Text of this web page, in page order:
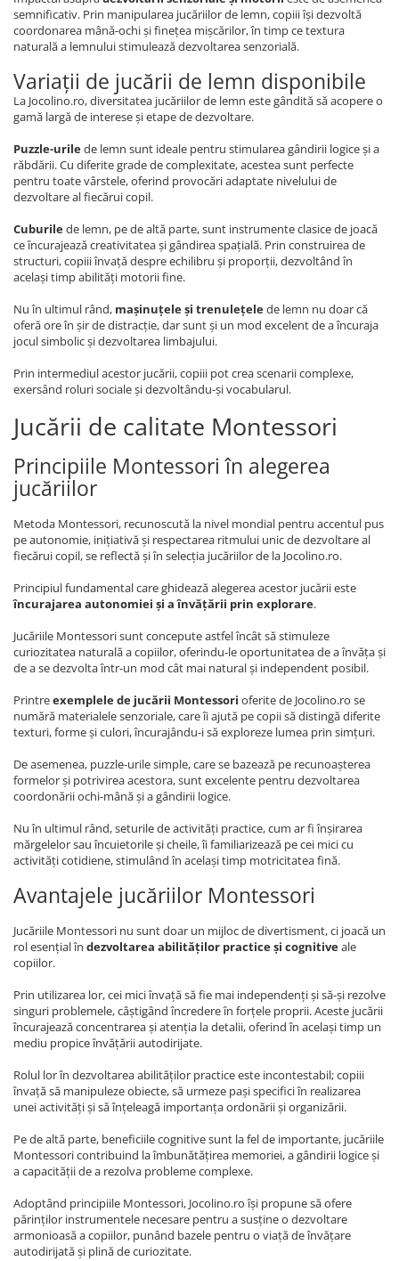
semnificativ. Prin manipularea jucăriilor de lemn, copiii își dezvoltă
coordonarea mână-ochi și finețea mișcărilor, în timp ce textura
naturală a lemnului stimulează dezvoltarea senzorială.
Variații de jucării de lemn disponibile
La Jocolino.ro, diversitatea jucăriilor de lemn este gândită să acopere o
gamă largă de interese și etape de dezvoltare.
Puzzle-urilede lemn sunt ideale pentru stimularea gândirii logice și a
răbdării. Cu diferite grade de complexitate, acestea sunt perfecte
pentru toate vârstele, oferind provocări adaptate nivelului de
dezvoltare al fiecărui copil.
Cuburilede lemn, pe de altă parte, sunt instrumente clasice de joacă
ce încurajează creativitatea și gândirea spațială. Prin construirea de
structuri, copiii învață despre echilibru și proporții, dezvoltând în
același timp abilități motorii fine.
Nu în ultimul rând, mașinuțele și trenulețelede lemn nu doar că
oferă ore în șir de distracție, dar sunt și un mod excelent de a încuraja
jocul simbolic și dezvoltarea limbajului.
Prin intermediul acestor jucării, copiii pot crea scenarii complexe,
exersând roluri sociale și dezvoltându-și vocabularul.
Jucării de calitate Montessori
Principiile Montessori în alegerea
jucăriilor
Metoda Montessori, recunoscută la nivel mondial pentru accentul pus
pe autonomie, inițiativă și respectarea ritmului unic de dezvoltare al
fiecărui copil, se reflectă și în selecția jucăriilor de la Jocolino.ro.
Principiul fundamental care ghidează alegerea acestor jucării este
încurajarea autonomiei și a învățării prin explorare.
Jucăriile Montessori sunt concepute astfel încât să stimuleze
curiozitatea naturală a copiilor, oferindu-le oportunitatea de a învăța și
de a se dezvolta într-un mod cât mai natural și independent posibil.
Printreexemplele de jucării Montessori oferite de Jocolino.ro se
numără materialele senzoriale, care îi ajută pe copii să distingă diferite
texturi, forme și culori, încurajându-i să exploreze lumea prin simțuri.
De asemenea, puzzle-urile simple, care se bazează pe recunoașterea
formelor și potrivirea acestora, sunt excelente pentru dezvoltarea
coordonării ochi-mână și a gândirii logice.
Nu în ultimul rând, seturile de activități practice, cum ar fi înșirarea
mărgelelor sau încuietorile și cheile, îi familiarizează pe cei mici cu
activități cotidiene, stimulând în același timp motricitatea fină.
Avantajele jucăriilor Montessori
Jucăriile Montessori nu sunt doar un mijloc de divertisment, ci joacă un
rol esențial în dezvoltarea abilităților practice și cognitiveale
copiilor.
Prin utilizarea lor, cei mici învață să fie mai independenți și să-și rezolve
singuri problemele, câștigând încredere în forțele proprii. Aceste jucării
încurajează concentrarea și atenția la detalii, oferind în același timp un
mediu propice învățării autodirijate.
Rolul lor în dezvoltarea abilităților practice este incontestabil; copiii
învață să manipuleze obiecte, să urmeze pași specifici în realizarea
unei activități și să înțeleagă importanța ordonării și organizării.
Pe de altă parte, beneficiile cognitive sunt la fel de importante, jucăriile
Montessori contribuind la îmbunătățirea memoriei, a gândirii logice și
a capacității de a rezolva probleme complexe.
Adoptând principiile Montessori, Jocolino.ro își propune să ofere
părinților instrumentele necesare pentru a susține o dezvoltare
armonioasă a copiilor, punând bazele pentru o viață de învățare
autodirijată și plină de curiozitate.